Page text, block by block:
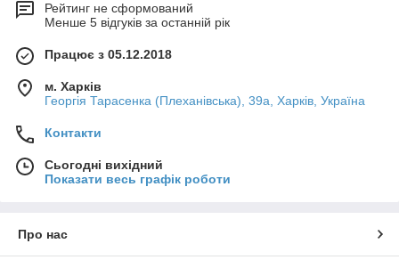
Рейтинг не сформований
Менше 5 відгуків за останній рік
Працює з 05.12.2018
м. Харків
Георгія Тарасенка (Плеханівська), 39а, Харків, Україна
Контакти
Сьогодні вихідний
Показати весь графік роботи
Про нас